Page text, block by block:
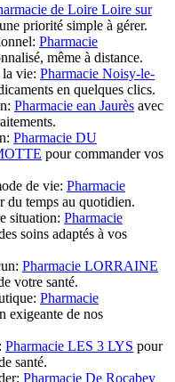
de Loire Loire sur
priorité simple à gérer.
Pharmacie
même à distance.
vie: Pharmacie Noisy-le-
en quelques clics.
Pharmacie ean Jaurès avec
Pharmacie DU
pour commander vos
de vie: Pharmacie
du temps au quotidien.
situation: Pharmacie
soins adaptés à vos
Pharmacie LORRAINE
votre santé.
Pharmacie
exigeante de nos
Pharmacie LES 3 LYS pour
santé.
Pharmacie De Rocabey